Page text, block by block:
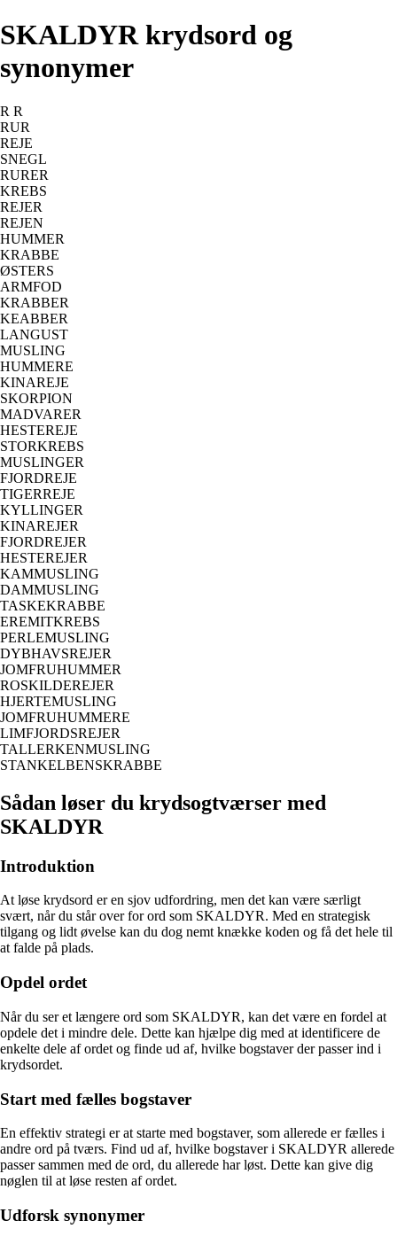
SKALDYR krydsord og
synonymer
R R
RUR
REJE
SNEGL
RURER
KREBS
REJER
REJEN
HUMMER
KRABBE
ØSTERS
ARMFOD
KRABBER
KEABBER
LANGUST
MUSLING
HUMMERE
KINAREJE
SKORPION
MADVARER
HESTEREJE
STORKREBS
MUSLINGER
FJORDREJE
TIGERREJE
KYLLINGER
KINAREJER
FJORDREJER
HESTEREJER
KAMMUSLING
DAMMUSLING
TASKEKRABBE
EREMITKREBS
PERLEMUSLING
DYBHAVSREJER
JOMFRUHUMMER
ROSKILDEREJER
HJERTEMUSLING
JOMFRUHUMMERE
LIMFJORDSREJER
TALLERKENMUSLING
STANKELBENSKRABBE
Sådan løser du krydsogtværser med
SKALDYR
Introduktion
At løse krydsord er en sjov udfordring, men det kan være særligt
svært, når du står over for ord som SKALDYR. Med en strategisk
tilgang og lidt øvelse kan du dog nemt knække koden og få det hele til
at falde på plads.
Opdel ordet
Når du ser et længere ord som SKALDYR, kan det være en fordel at
opdele det i mindre dele. Dette kan hjælpe dig med at identificere de
enkelte dele af ordet og finde ud af, hvilke bogstaver der passer ind i
krydsordet.
Start med fælles bogstaver
En effektiv strategi er at starte med bogstaver, som allerede er fælles i
andre ord på tværs. Find ud af, hvilke bogstaver i SKALDYR allerede
passer sammen med de ord, du allerede har løst. Dette kan give dig
nøglen til at løse resten af ordet.
Udforsk synonymer